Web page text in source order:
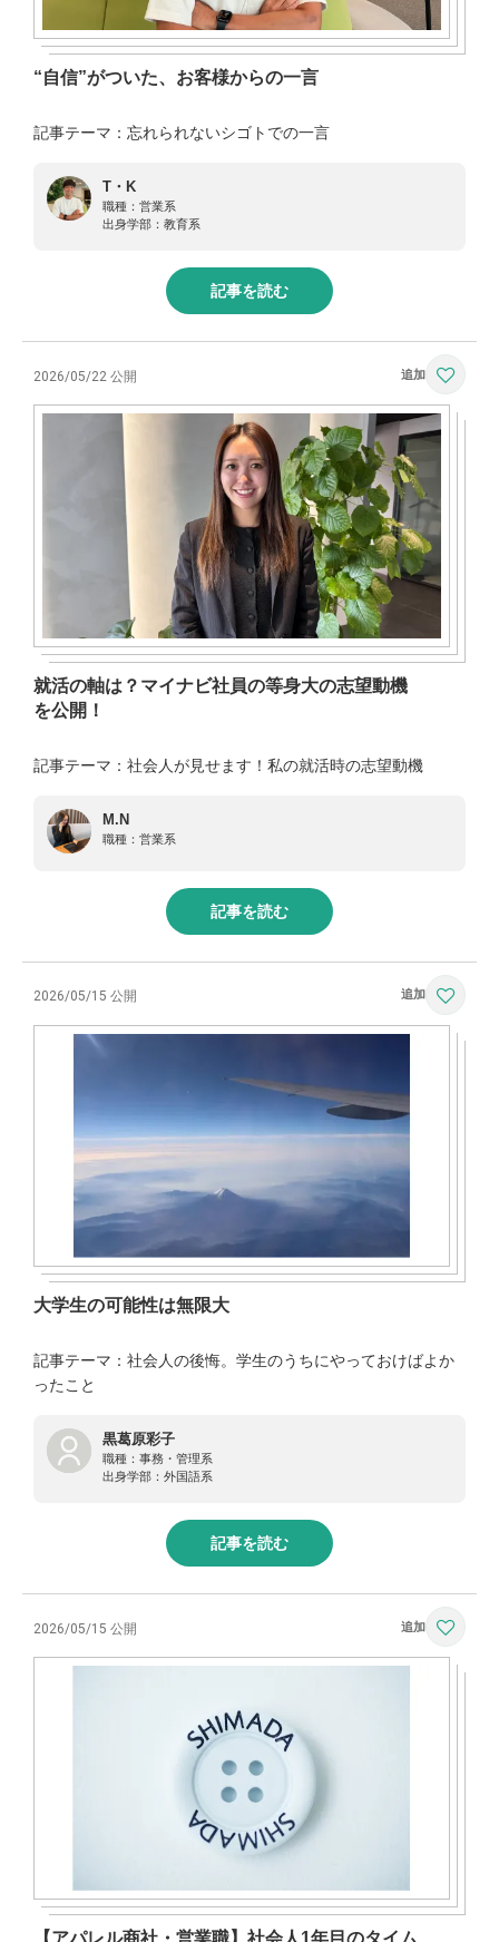
“自信”がついた、お客様からの一言
記事テーマ：忘れられないシゴトでの一言
T・K
職種： 営業系
出身学部： 教育系
記事を読む
2026/05/22 公開
就活の軸は？マイナビ社員の等身大の志望動機
を公開！
記事テーマ：社会人が見せます！私の就活時の志望動機
M.N
職種： 営業系
記事を読む
2026/05/15 公開
大学生の可能性は無限大
記事テーマ：社会人の後悔。学生のうちにやっておけばよか
ったこと
黒葛原彩子
職種： 事務・管理系
出身学部： 外国語系
記事を読む
2026/05/15 公開
【アパレル商社・営業職】社会人1年目のタイム